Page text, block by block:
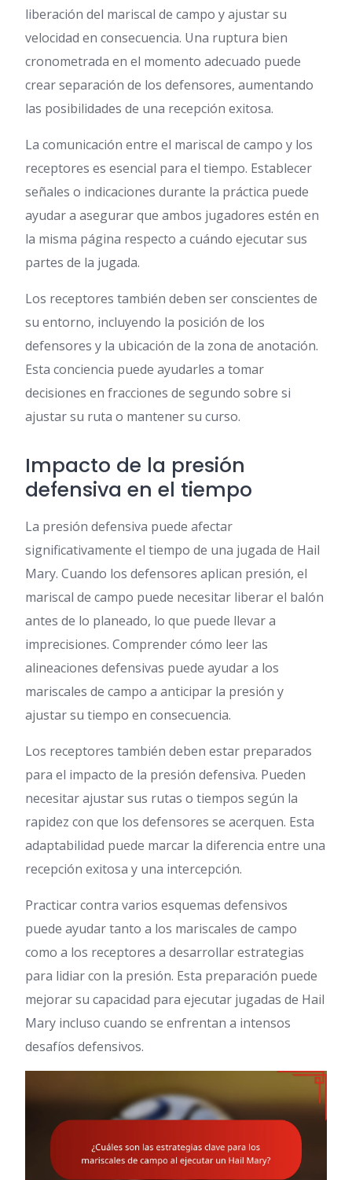
liberación del mariscal de campo y ajustar su
velocidad en consecuencia. Una ruptura bien
cronometrada en el momento adecuado puede
crear separación de los defensores, aumentando
las posibilidades de una recepción exitosa.
La comunicación entre el mariscal de campo y los
receptores es esencial para el tiempo. Establecer
señales o indicaciones durante la práctica puede
ayudar a asegurar que ambos jugadores estén en
la misma página respecto a cuándo ejecutar sus
partes de la jugada.
Los receptores también deben ser conscientes de
su entorno, incluyendo la posición de los
defensores y la ubicación de la zona de anotación.
Esta conciencia puede ayudarles a tomar
decisiones en fracciones de segundo sobre si
ajustar su ruta o mantener su curso.
Impacto de la presión
defensiva en el tiempo
La presión defensiva puede afectar
significativamente el tiempo de una jugada de Hail
Mary. Cuando los defensores aplican presión, el
mariscal de campo puede necesitar liberar el balón
antes de lo planeado, lo que puede llevar a
imprecisiones. Comprender cómo leer las
alineaciones defensivas puede ayudar a los
mariscales de campo a anticipar la presión y
ajustar su tiempo en consecuencia.
Los receptores también deben estar preparados
para el impacto de la presión defensiva. Pueden
necesitar ajustar sus rutas o tiempos según la
rapidez con que los defensores se acerquen. Esta
adaptabilidad puede marcar la diferencia entre una
recepción exitosa y una intercepción.
Practicar contra varios esquemas defensivos
puede ayudar tanto a los mariscales de campo
como a los receptores a desarrollar estrategias
para lidiar con la presión. Esta preparación puede
mejorar su capacidad para ejecutar jugadas de Hail
Mary incluso cuando se enfrentan a intensos
desafíos defensivos.